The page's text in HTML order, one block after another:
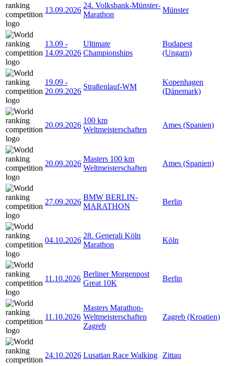
13.09.2026
24. Volksbank-Münster-
Marathon
Münster
13.09 -
14.09.2026
Ultimate
Championships
Budapest
(Ungarn)
19.09 -
20.09.2026
Straßenlauf-WM
Kopenhagen
(Dänemark)
20.09.2026
100 km
Weltmeisterschaften
Ames (Spanien)
20.09.2026
Masters 100 km
Weltmeisterschaften
Ames (Spanien)
27.09.2026
BMW BERLIN-
MARATHON
Berlin
04.10.2026
28. Generali Köln
Marathon
Köln
11.10.2026
Berliner Morgenpost
Great 10K
Berlin
11.10.2026
Masters Marathon-
Weltmeisterschaften
Zagreb
Zagreb (Kroatien)
24.10.2026 Lusatian Race Walking Zittau